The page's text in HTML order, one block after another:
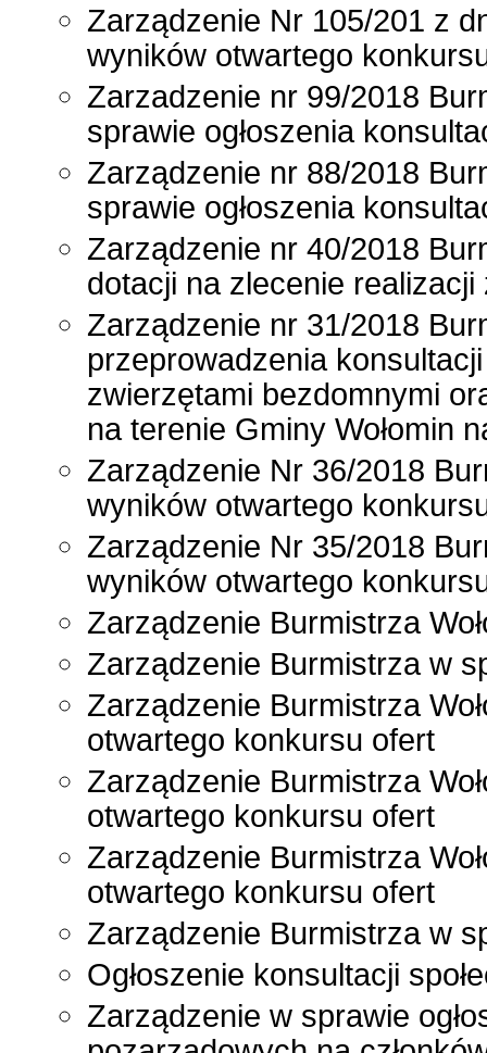
Zarządzenie Nr 105/201 z
wyników otwartego
Zarzadzenie nr 99/2018
sprawie ogłoszenia
Zarządzenie nr 88/2018
sprawie ogłoszenia
Zarządzenie nr 40/2018
dotacji na zlecenie
Zarządzenie nr 31/2018
przeprowadzenia
zwierzętami bezdomnymi
na terenie Gminy Wołomin
Zarządzenie Nr 36/2018
wyników otwartego
Zarządzenie Nr 35/2018
wyników otwartego
Zarządzenie Burmistrza
Zarządzenie Burmistrza w
Zarządzenie Burmistrza
otwartego konkursu ofert
Zarządzenie Burmistrza
otwartego konkursu ofert
Zarządzenie Burmistrza
otwartego konkursu ofert
Zarządzenie Burmistrza w
Ogłoszenie konsultacji
Zarządzenie w sprawie